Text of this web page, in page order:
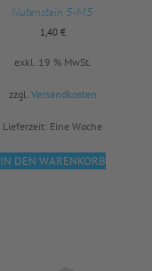
Nutenstein 5-M5
1,40 €
exkl. 19 % MwSt.
zzgl. Versandkosten
Lieferzeit: Eine Woche
IN DEN WARENKORB